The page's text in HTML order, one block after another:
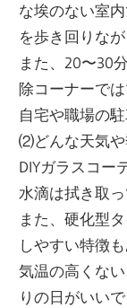
な埃のない室
を歩き回りな
また、20〜30
除コーナーで
自宅や職場の
⑵どんな天気や
DIYガラスコー
水滴は拭き取
また、硬化型
しやすい特徴も
気温の高くな
りの日がいいで